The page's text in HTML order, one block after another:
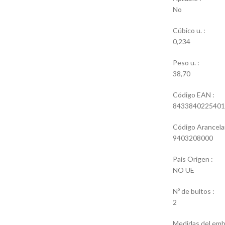
No
Cúbico u. :
0,234
Peso u. :
38,70
Código EAN :
8433840225401
Código
9403208000
País Origen :
NO UE
Nº de bultos :
2
Medidas del